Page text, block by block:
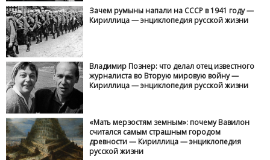
Зачем румыны напали на СССР в 1941 году —
Кириллица — энциклопедия русской жизни
Владимир Познер: что делал отец известного
журналиста во Вторую мировую войну —
Кириллица — энциклопедия русской жизни
«Мать мерзостям земным»: почему Вавилон
считался самым страшным городом
древности — Кириллица — энциклопедия
русской жизни